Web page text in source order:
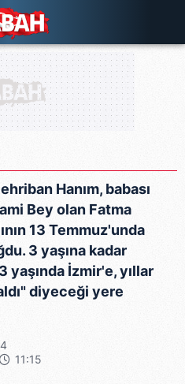
Hanım, babası
Bey olan Fatma
13 Temmuz'unda
3 yaşına kadar
yaşında İzmir'e, yıllar
diyeceği yere
11:15